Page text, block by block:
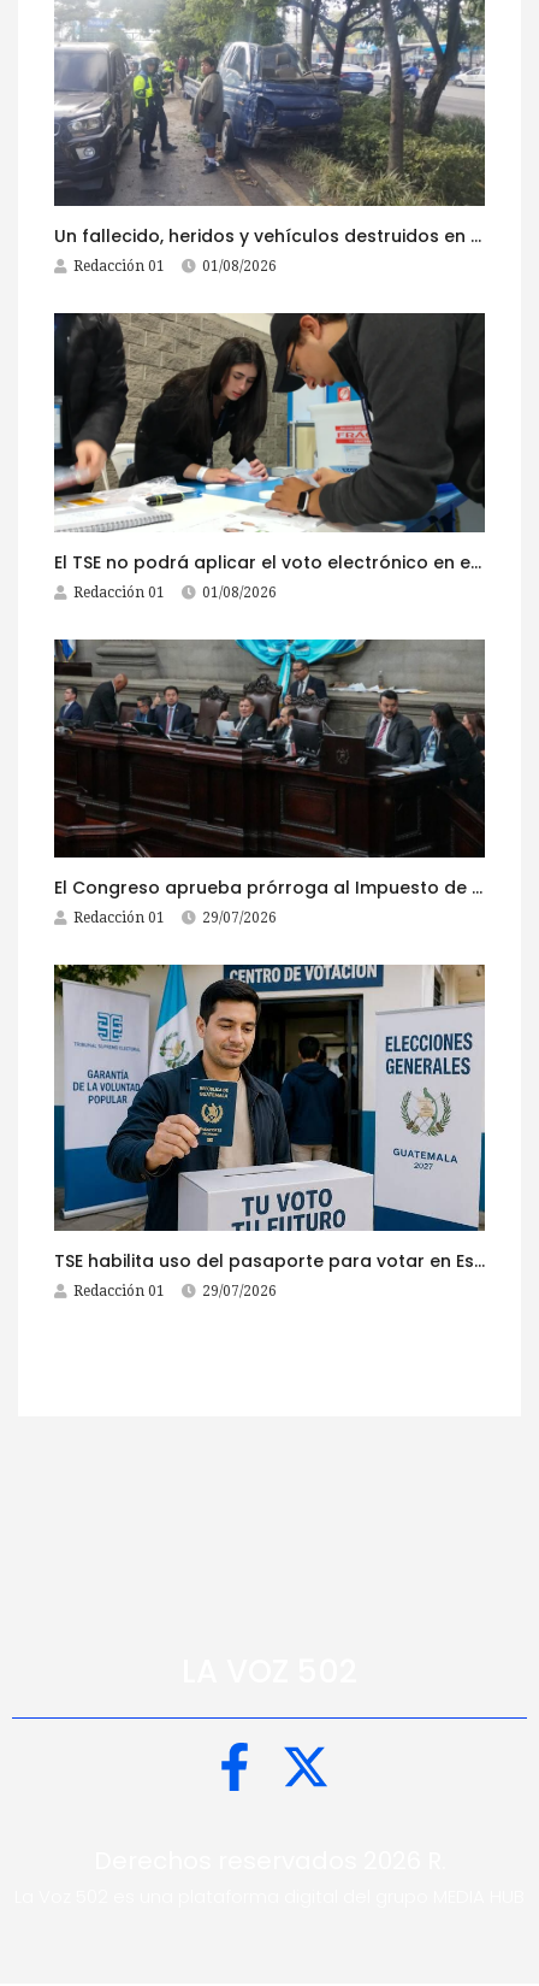
Un fallecido, heridos y vehículos destruidos en accidentes registrados este 1 de agosto
Redacción 01 01/08/2026
El TSE no podrá aplicar el voto electrónico en el extranjero, pese a la reciente actualización de su reglamento
Redacción 01 01/08/2026
El Congreso aprueba prórroga al Impuesto de Circulación 2026
Redacción 01 29/07/2026
TSE habilita uso del pasaporte para votar en Estados Unidos
Redacción 01 29/07/2026